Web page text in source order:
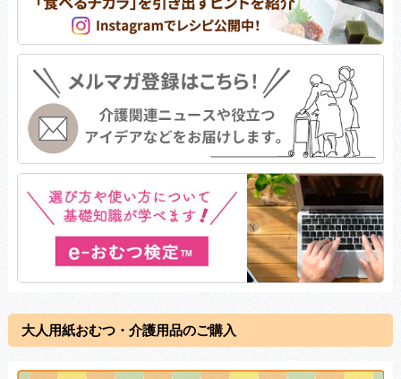
大人用紙おむつ・介護用品のご購入